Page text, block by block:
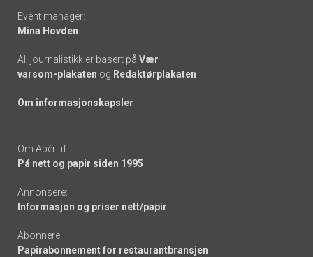
Event manager:
Mina Hovden
All journalistikk er basert på Vær
varsom-plakaten og Redaktørplakaten
Om informasjonskapsler
Om Apéritif:
På nett og papir siden 1995
Annonsere:
Informasjon og priser nett/papir
Abonnere:
Papirabonnement for restaurantbransjen